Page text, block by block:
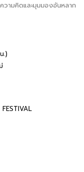
วามคิดและมุมมองอันหลาก
.)